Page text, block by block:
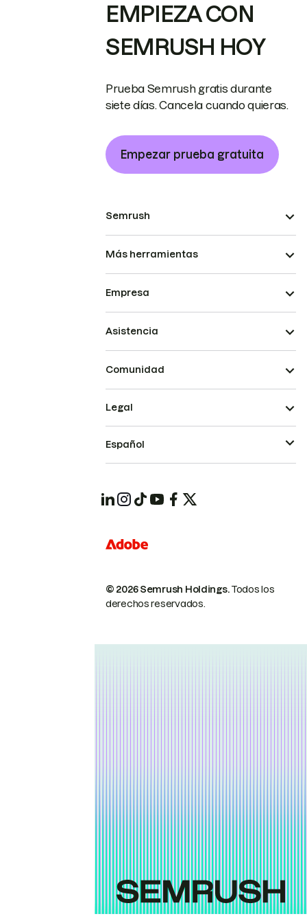
EMPIEZA CON
SEMRUSH HOY
Prueba Semrush gratis durante
siete días. Cancela cuando quieras.
Empezar prueba gratuita
Semrush
Más herramientas
Empresa
Asistencia
Comunidad
© 2026 Semrush Holdings.Todos los
derechos reservados.
Legal
Español